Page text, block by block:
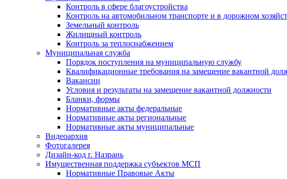
Контроль в сфере благоустройства
Контроль на автомобильном транспорте и в дорожном
Земельный контроль
Жилищный контроль
Контроль за теплоснабжением
Муниципальная служба
Порядок поступления на муниципальную службу
Квалификационные требования на замещение вакантной
Вакансии
Условия и результаты на замещение вакантной должности
Бланки, формы
Нормативные акты федеральные
Нормативные акты региональные
Нормативные акты муниципальные
Видеоархив
Фотогалерея
Дизайн-код г. Назрань
Имущественная поддержка субъектов МСП
Нормативные Правовые Акты